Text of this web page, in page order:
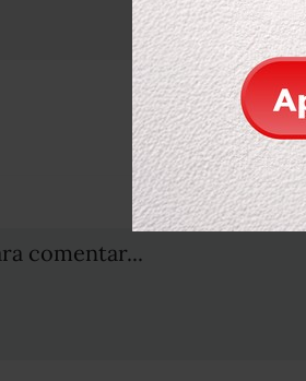
comentar...